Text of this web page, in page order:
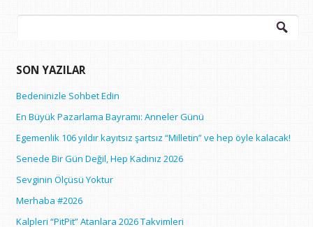
Arama:
SON YAZILAR
Bedeninizle Sohbet Edin
En Büyük Pazarlama Bayramı: Anneler Günü
Egemenlik 106 yıldır kayıtsız şartsız “Milletin” ve hep öyle kalacak!
Senede Bir Gün Değil, Hep Kadınız 2026
Sevginin Ölçüsü Yoktur
Merhaba #2026
Kalpleri “PitPit” Atanlara 2026 Takvimleri